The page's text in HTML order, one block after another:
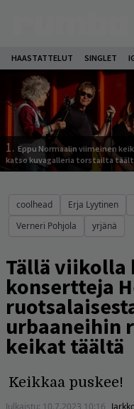
HAASTATTELUT SINGLET
1. Eppu Normaalin viimeinen
katso kuvagalleria torstailta
coolhead Erja Lyytinen
Verneri Pohjola
yrjänä
Tällä viikolla
konsertteja
urbaaneihin
keikat täältä
Keikkaa puskee!
Julkaistu: 10.7.2023 10:16